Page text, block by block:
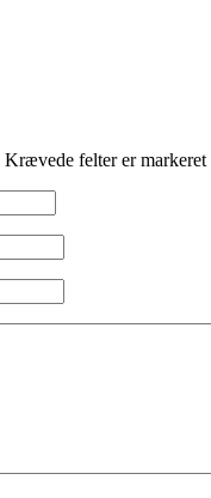
Krævede felter er markeret